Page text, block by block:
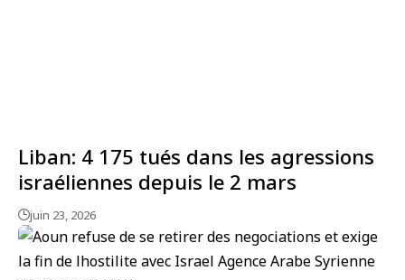
Liban: 4 175 tués dans les agressions
israéliennes depuis le 2 mars
juin 23, 2026